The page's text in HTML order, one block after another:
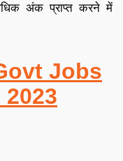
अंक प्राप्त करने में
Jobs